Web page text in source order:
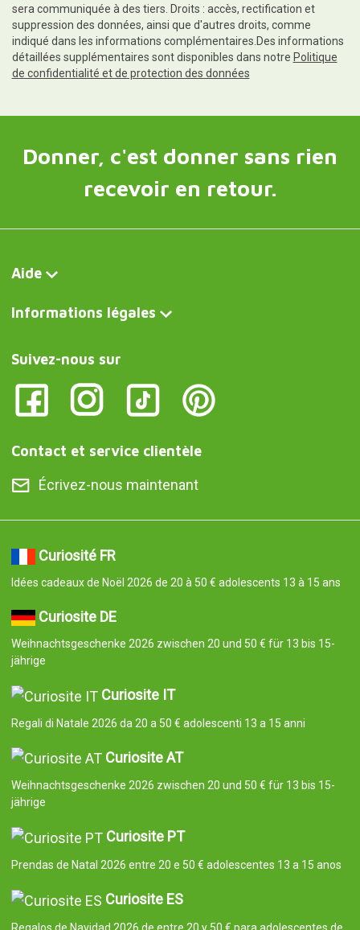
sera communiquée à des tiers. Droits : accès, rectification et
suppression des données, ainsi que d'autres droits, comme
indiqué dans les informations complémentaires.Des informations
détaillées supplémentaires sont disponibles dans notre Politique
de confidentialité et de protection des données
Donner, c'est donner sans rien
recevoir en retour.
Aide
Informations légales
Suivez-nous sur
Contact et service clientèle
Écrivez-nous maintenant
Curiosité FR
Idées cadeaux de Noël 2026 de 20 à 50 € adolescents 13 à 15 ans
Curiosite DE
Weihnachtsgeschenke 2026 zwischen 20 und 50 € für 13 bis 15-
jährige
Curiosite IT
Regali di Natale 2026 da 20 a 50 € adolescenti 13 a 15 anni
Curiosite AT
Weihnachtsgeschenke 2026 zwischen 20 und 50 € für 13 bis 15-
jährige
Curiosite PT
Prendas de Natal 2026 entre 20 e 50 € adolescentes 13 a 15 anos
Curiosite ES